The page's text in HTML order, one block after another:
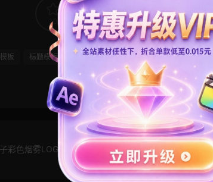
10 0
板 标题模板 水墨模板 水彩
彩色烟雾LOGO
PR模板：波普风格标题 美式复古艺